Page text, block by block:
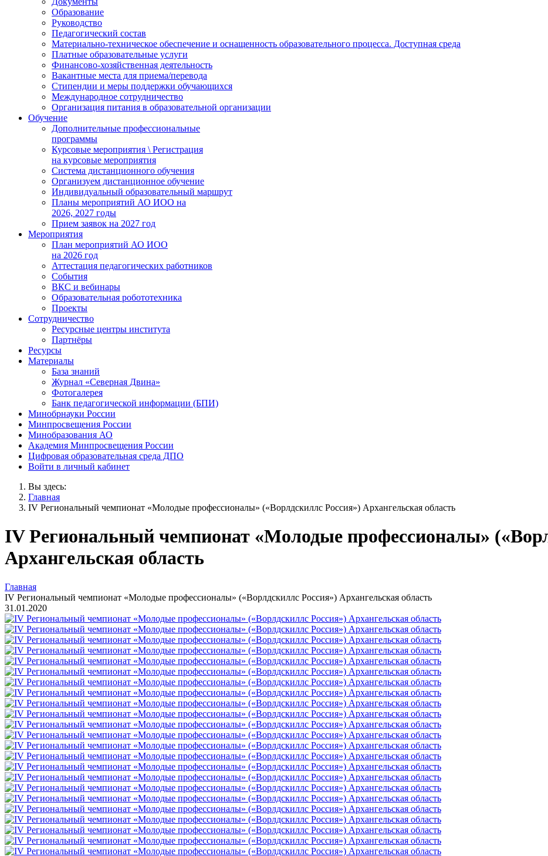
Образование
Руководство
Педагогический состав
Материально-техническое обеспечение и оснащенность образовательного процесса. Доступная среда
Платные образовательные услуги
Финансово-хозяйственная деятельность
Вакантные места для приема/перевода
Стипендии и меры поддержки обучающихся
Международное сотрудничество
Организация питания в образовательной организации
Обучение
Дополнительные профессиональные
программы
Курсовые мероприятия \ Регистрация
на курсовые мероприятия
Система дистанционного обучения
Организуем дистанционное обучение
Индивидуальный образовательный маршрут
Планы мероприятий АО ИОО на
2026, 2027 годы
Прием заявок на 2027 год
Мероприятия
План мероприятий АО ИОО
на 2026 год
Аттестация педагогических работников
События
ВКС и вебинары
Образовательная робототехника
Проекты
Сотрудничество
Ресурсные центры института
Партнёры
Ресурсы
Материалы
База знаний
Журнал «Северная Двина»
Фотогалерея
Банк педагогической информации (БПИ)
Минобрнауки России
Минпросвещения России
Минобразования АО
Академия Минпросвещения России
Цифровая образовательная среда ДПО
Войти в личный кабинет
Вы здесь:
Главная
IV Региональный чемпионат «Молодые профессионалы» («Ворлдскиллс Россия») Архангельская область
IV Региональный чемпионат «Молодые профессионалы»
Архангельская область
Главная
IV Региональный чемпионат «Молодые профессионалы» («Ворлдскиллс Россия») Архангельская область
31.01.2020